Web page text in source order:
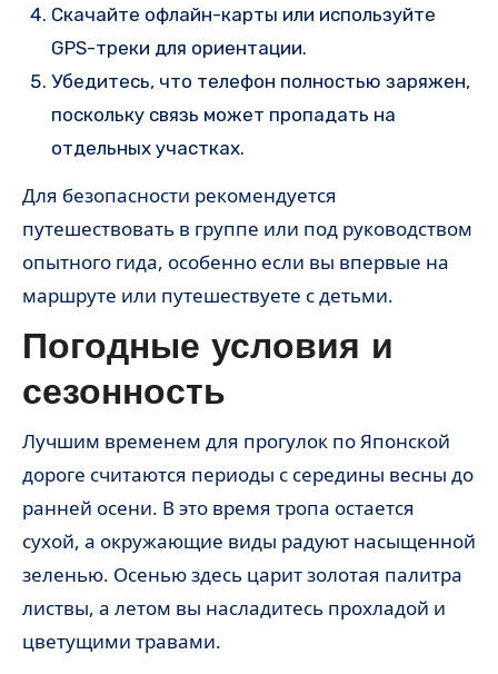
Скачайте офлайн-карты или используйте
GPS-треки для ориентации.
Убедитесь, что телефон полностью заряжен,
поскольку связь может пропадать на
отдельных участках.
Для безопасности рекомендуется
путешествовать в группе или под руководством
опытного гида, особенно если вы впервые на
маршруте или путешествуете с детьми.
Погодные условия и
сезонность
Лучшим временем для прогулок по Японской
дороге считаются периоды с середины весны до
ранней осени. В это время тропа остается
сухой, а окружающие виды радуют насыщенной
зеленью. Осенью здесь царит золотая палитра
листвы, а летом вы насладитесь прохладой и
цветущими травами.